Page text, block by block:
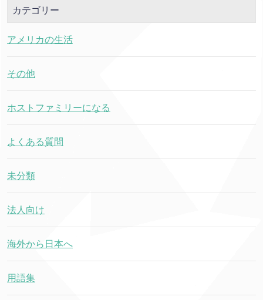
カテゴリー
アメリカの生活
その他
ホストファミリーになる
よくある質問
未分類
法人向け
海外から日本へ
用語集